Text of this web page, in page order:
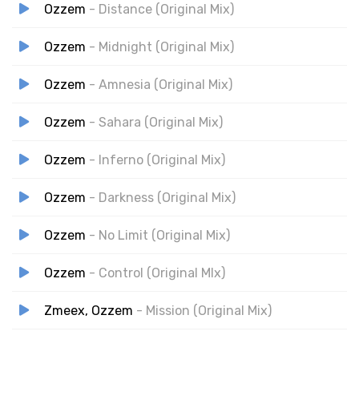
Ozzem - Distance (Original Mix)
Ozzem - Midnight (Original Mix)
Ozzem - Amnesia (Original Mix)
Ozzem - Sahara (Original Mix)
Ozzem - Inferno (Original Mix)
Ozzem - Darkness (Original Mix)
Ozzem - No Limit (Original Mix)
Ozzem - Control (Original MIx)
Zmeex, Ozzem - Mission (Original Mix)